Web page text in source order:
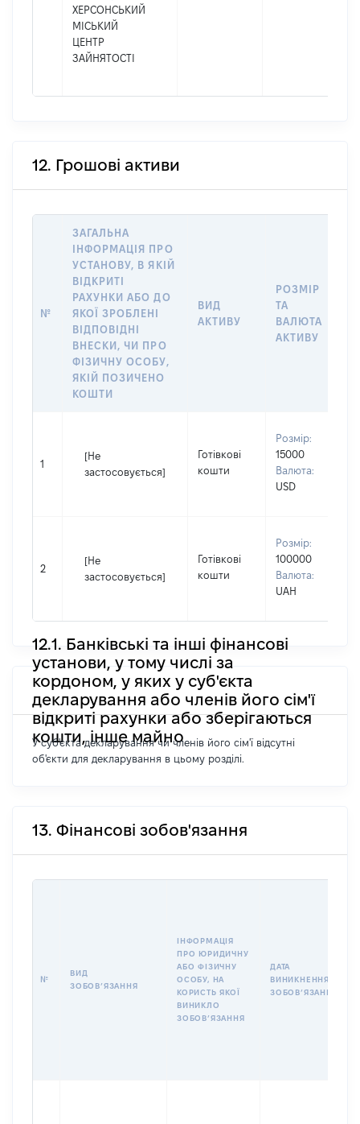
ХЕРСОНСЬКИЙ
МІСЬКИЙ
ЦЕНТР
ЗАЙНЯТОСТІ
12. Грошові активи
№
ЗАГАЛЬНА
ІНФОРМАЦІЯ ПРО
УСТАНОВУ, В ЯКІЙ
ВІДКРИТІ
РАХУНКИ АБО ДО
ЯКОЇ ЗРОБЛЕНІ
ВІДПОВІДНІ
ВНЕСКИ, ЧИ ПРО
ФІЗИЧНУ ОСОБУ,
ЯКІЙ ПОЗИЧЕНО
КОШТИ
ВИД
АКТИВУ
РОЗМІР
ТА
ВАЛЮТА
АКТИВУ
1
[Не
застосовується]
Готівкові
кошти
Розмір:
15000
Валюта:
USD
2
[Не
застосовується]
Готівкові
кошти
Розмір:
100000
Валюта:
UAH
12.1. Банківські та інші фінансові
установи, у тому числі за
кордоном, у яких у суб'єкта
декларування або членів його сім'ї
відкриті рахунки або зберігаються
кошти, інше майно
У суб'єкта декларування чи членів його сім'ї відсутні
об'єкти для декларування в цьому розділі.
13. Фінансові зобов'язання
№
ВИД
ЗОБОВʼЯЗАННЯ
ІНФОРМАЦІЯ
ПРО ЮРИДИЧНУ
АБО ФІЗИЧНУ
ОСОБУ, НА
КОРИСТЬ ЯКОЇ
ВИНИКЛО
ЗОБОВʼЯЗАННЯ
ДАТА
ВИНИКНЕННЯ
ЗОБОВʼЯЗАННЯ